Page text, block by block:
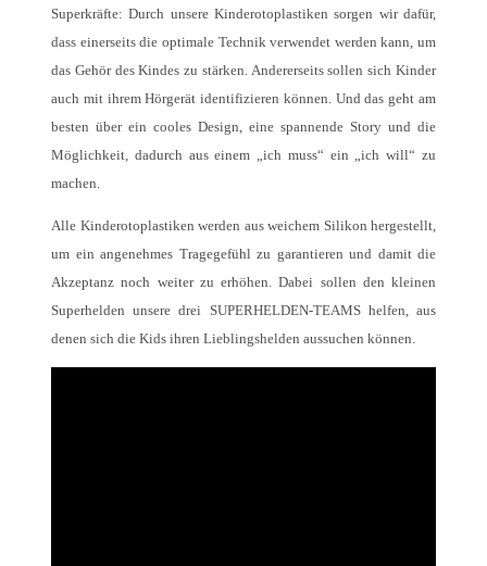
Superkräfte: Durch unsere Kinderotoplastiken sorgen wir dafür,
dass einerseits die optimale Technik verwendet werden kann, um
das Gehör des Kindes zu stärken. Andererseits sollen sich Kinder
auch mit ihrem Hörgerät identifizieren können. Und das geht am
besten über ein cooles Design, eine spannende Story und die
Möglichkeit, dadurch aus einem „ich muss“ ein „ich will“ zu
machen.
Alle Kinderotoplastiken werden aus weichem Silikon hergestellt,
um ein angenehmes Tragegefühl zu garantieren und damit die
Akzeptanz noch weiter zu erhöhen. Dabei sollen den kleinen
Superhelden unsere drei SUPERHELDEN-TEAMS helfen, aus
denen sich die Kids ihren Lieblingshelden aussuchen können.